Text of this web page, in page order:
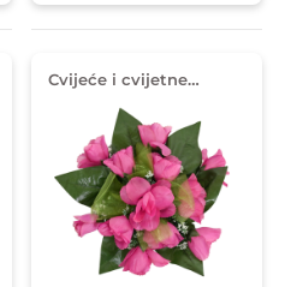
Cvijeće i cvijetne